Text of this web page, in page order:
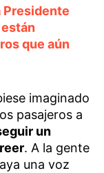
Presidente
que aún
imaginado
pasajeros a
un
. A la gente
una voz